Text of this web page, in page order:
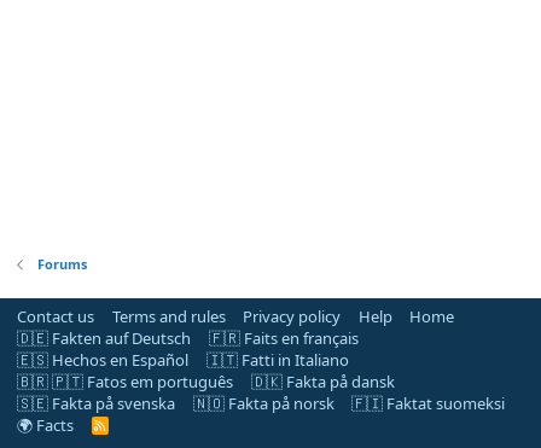
Forums
Contact us Terms and rules Privacy policy Help
Home
🇩🇪 Fakten auf Deutsch
🇫🇷 Faits en français
🇪🇸 Hechos en Español
🇮🇹 Fatti in Italiano
🇧🇷 🇵🇹 Fatos em português
🇩🇰 Fakta på dansk
🇸🇪 Fakta på svenska
🇳🇴 Fakta på norsk
🇫🇮 Faktat suomeksi
🌍 Facts
R